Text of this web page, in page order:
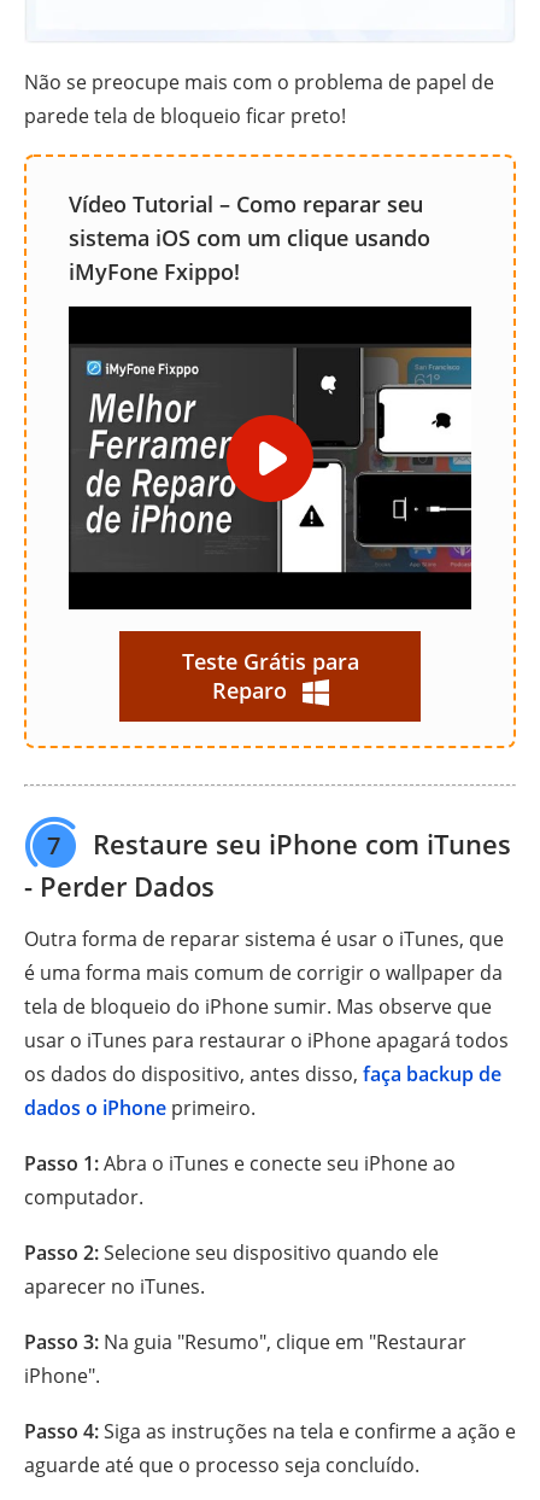
Não se preocupe mais com o problema de papel de
parede tela de bloqueio ficar preto!
Vídeo Tutorial – Como reparar seu
sistema iOS com um clique usando
iMyFone Fxippo!
Teste Grátis para
Reparo
7
Restaure seu iPhone com iTunes
- Perder Dados
Outra forma de reparar sistema é usar o iTunes, que
é uma forma mais comum de corrigir o wallpaper da
tela de bloqueio do iPhone sumir. Mas observe que
usar o iTunes para restaurar o iPhone apagará todos
os dados do dispositivo, antes disso, faça backup de
dados o iPhone primeiro.
Passo 1:Abra o iTunes e conecte seu iPhone ao
computador.
Passo 2:Selecione seu dispositivo quando ele
aparecer no iTunes.
Passo 3: Na guia "Resumo", clique em "Restaurar
iPhone".
Passo 4:Siga as instruções na tela e confirme a ação e
aguarde até que o processo seja concluído.